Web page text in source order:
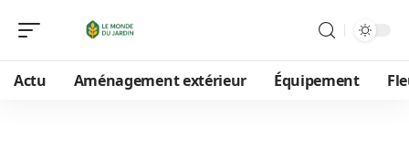
Actu Aménagement extérieur Équipement